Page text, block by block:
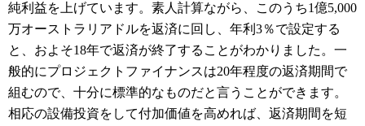
純利益を上げています。素人計算ながら、このうち1億5,000
万オーストラリアドルを返済に回し、年利3％で設定する
と、およそ18年で返済が終了することがわかりました。一
般的にプロジェクトファイナンスは20年程度の返済期間で
組むので、十分に標準的なものだと言うことができます。
相応の設備投資をして付加価値を高めれば、返済期間を短